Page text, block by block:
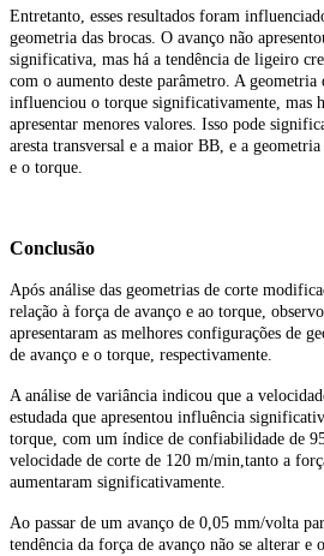
Entretanto, esses resultados foram
geometria das brocas. O avanço não
significativa, mas há a tendência de ligeiro
com o aumento deste parâmetro. A geometria
influenciou o torque significativamente, mas
apresentar menores valores. Isso pode
aresta transversal e a maior BB, e a
e o torque.
Conclusão
Após análise das geometrias de corte
relação à força de avanço e ao torque,
apresentaram as melhores configurações de
de avanço e o torque, respectivamente.
A análise de variância indicou que a
estudada que apresentou influência
torque, com um índice de confiabilidade de
velocidade de corte de 120 m/min,tanto a
aumentaram significativamente.
Ao passar de um avanço de 0,05 mm/volta
tendência da força de avanço não se alterar e